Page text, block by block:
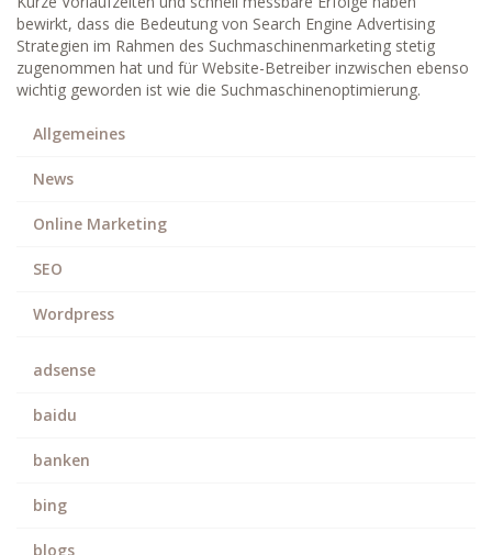
bewirkt, dass die Bedeutung von Search Engine Advertising
Strategien im Rahmen des Suchmaschinenmarketing stetig
zugenommen hat und für Website-Betreiber inzwischen ebenso
wichtig geworden ist wie die Suchmaschinenoptimierung.
Allgemeines
News
Online Marketing
SEO
Wordpress
adsense
baidu
banken
bing
blogs